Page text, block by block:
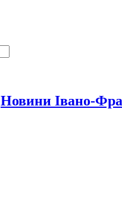
Новини Івано-